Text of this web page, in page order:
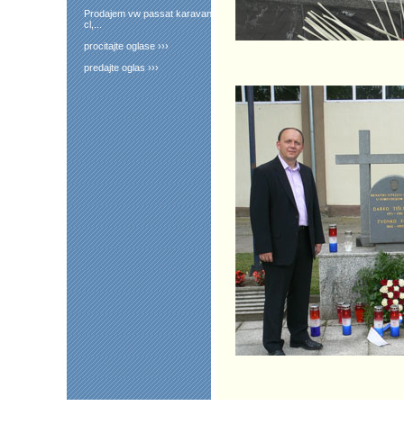
Prodajem vw passat karavan
cl,...
procitajte oglase ›››
predajte oglas ›››